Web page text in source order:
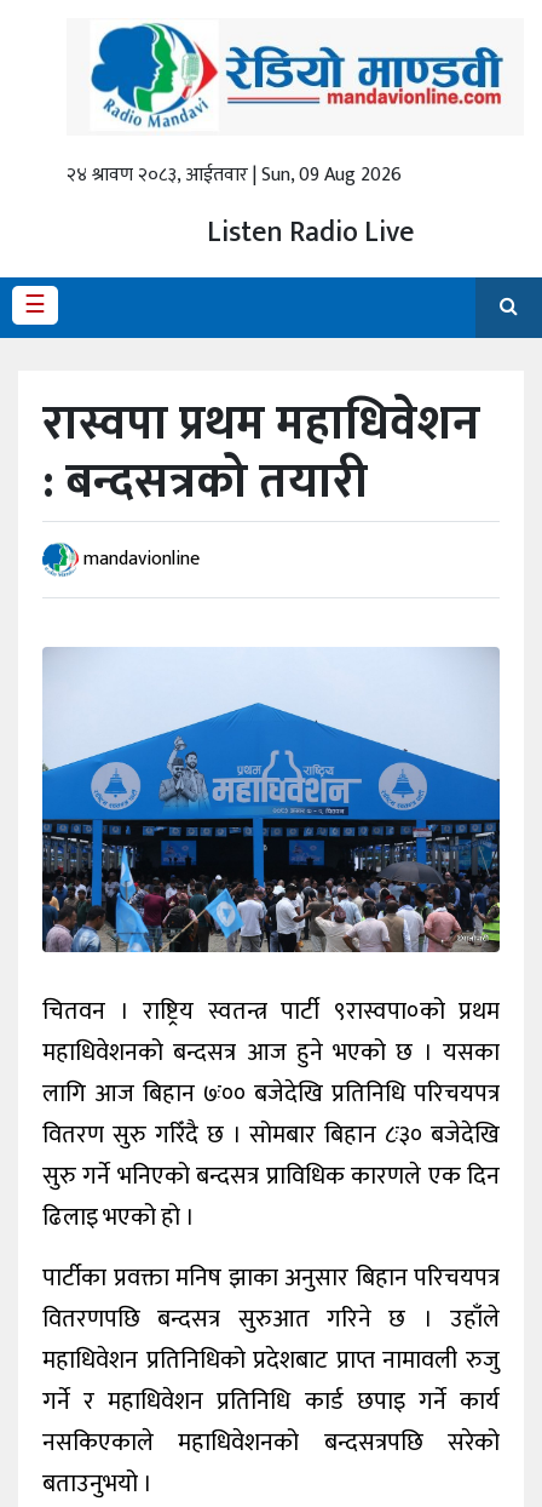
२४ श्रावण २०८३, आईतवार | Sun, 09 Aug 2026
Listen Radio Live
☰
राजनीति
शिक्षा
कला/
मनोरञ्जन
खेलकुद
रास्वपा प्रथम महाधिवेशन
: बन्दसत्रको तयारी
mandavionline
चितवन । राष्ट्रिय स्वतन्त्र पार्टी ९रास्वपा०को प्रथम
महाधिवेशनको बन्दसत्र आज हुने भएको छ । यसका
लागि आज बिहान ७ः०० बजेदेखि प्रतिनिधि परिचयपत्र
वितरण सुरु गरिँदै छ । सोमबार बिहान ८ः३० बजेदेखि
सुरु गर्ने भनिएको बन्दसत्र प्राविधिक कारणले एक दिन
ढिलाइ भएको हो ।
पार्टीका प्रवक्ता मनिष झाका अनुसार बिहान परिचयपत्र
वितरणपछि बन्दसत्र सुरुआत गरिने छ । उहाँले
महाधिवेशन प्रतिनिधिको प्रदेशबाट प्राप्त नामावली रुजु
गर्ने र महाधिवेशन प्रतिनिधि कार्ड छपाइ गर्ने कार्य
नसकिएकाले महाधिवेशनको बन्दसत्रपछि सरेको
बताउनुभयो ।